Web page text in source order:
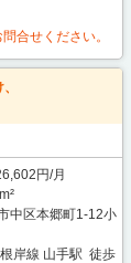
合せください。
円/月
中区本郷町1-12小
岸線 山手駅 徒歩